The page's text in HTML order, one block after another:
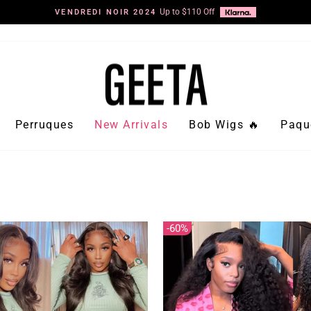
Diaporama
Pause
30 POUCES DE LONG SEULEMENT 199 $ >> Shop Now
Perruques New Arrivals Bob Wigs 🔥
60%